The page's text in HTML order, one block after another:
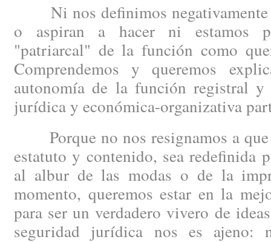
Ni nos definimos negativamente
o aspiran a hacer ni estamos
"patriarcal" de la función como
Comprendemos y queremos
autonomía de la función registral y
jurídica y económica-organizativa
Porque no nos resignamos a
estatuto y contenido, sea redefinida
al albur de las modas o de la
momento, queremos estar en la
para ser un verdadero vivero de
seguridad jurídica nos es ajeno: